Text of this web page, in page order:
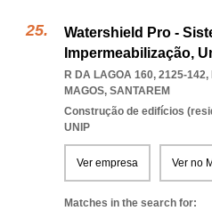
Watershield Pro -
Impermeabilização,
R DA LAGOA 160, 2125-142,
MAGOS, SANTAREM
Construção de edifícios
UNIP
Ver empresa Ver no
Matches in the search for: